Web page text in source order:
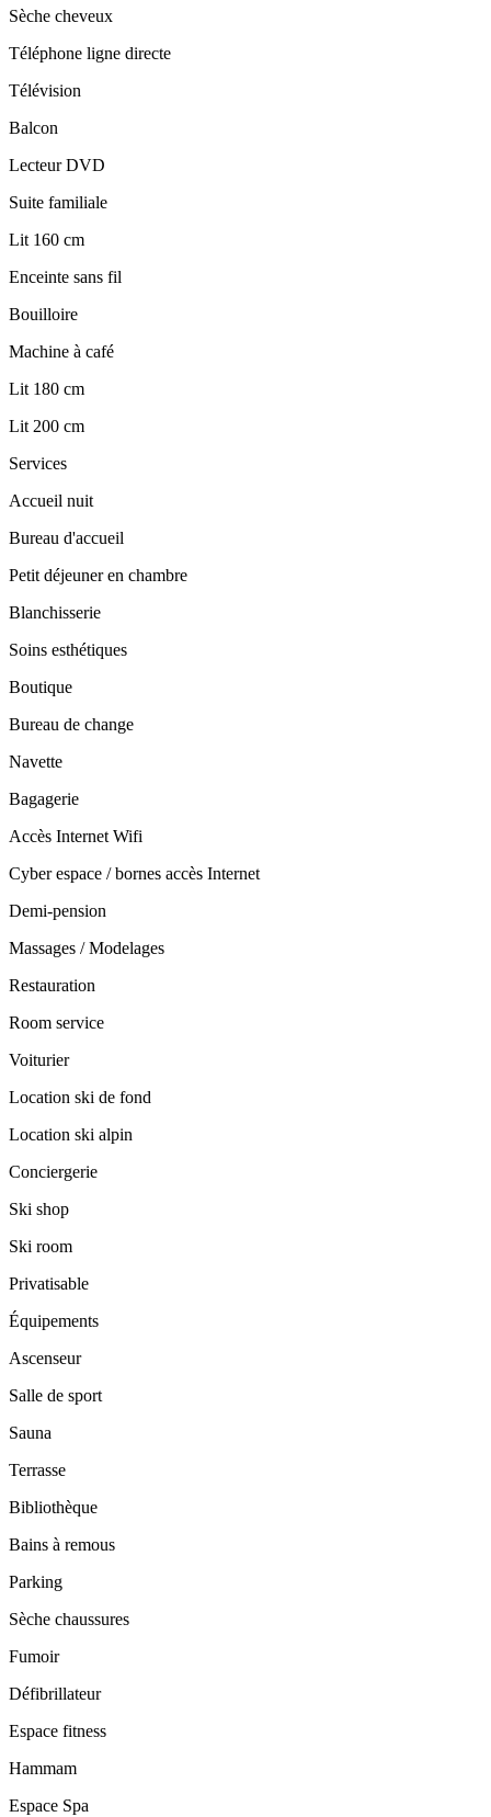
Sèche cheveux
Téléphone ligne directe
Télévision
Balcon
Lecteur DVD
Suite familiale
Lit 160 cm
Enceinte sans fil
Bouilloire
Machine à café
Lit 180 cm
Lit 200 cm
Services
Accueil nuit
Bureau d'accueil
Petit déjeuner en chambre
Blanchisserie
Soins esthétiques
Boutique
Bureau de change
Navette
Bagagerie
Accès Internet Wifi
Cyber espace / bornes accès Internet
Demi-pension
Massages / Modelages
Restauration
Room service
Voiturier
Location ski de fond
Location ski alpin
Conciergerie
Ski shop
Ski room
Privatisable
Équipements
Ascenseur
Salle de sport
Sauna
Terrasse
Bibliothèque
Bains à remous
Parking
Sèche chaussures
Fumoir
Défibrillateur
Espace fitness
Hammam
Espace Spa